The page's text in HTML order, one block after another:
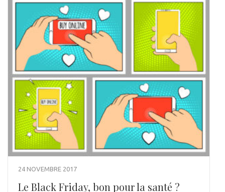
24 NOVEMBRE 2017
Le Black Friday, bon pour la santé ?